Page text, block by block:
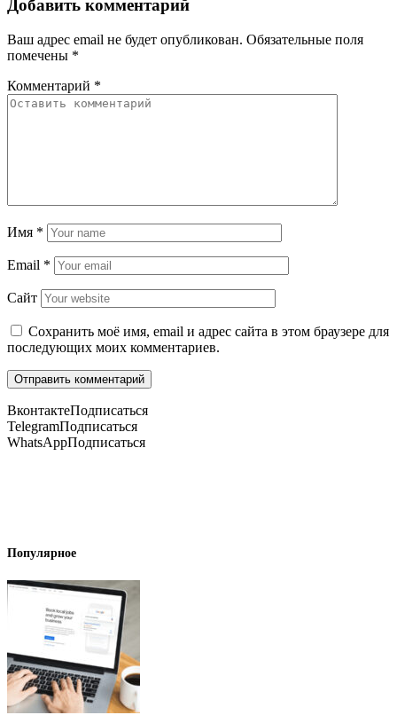
Добавить комментарий
Ваш адрес email не будет опубликован. Обязательные поля
помечены *
Комментарий *
Имя *
Email *
Сайт
Сохранить моё имя, email и адрес сайта в этом браузере для
последующих моих комментариев.
ВконтактеПодписаться
TelegramПодписаться
WhatsAppПодписаться
Популярное